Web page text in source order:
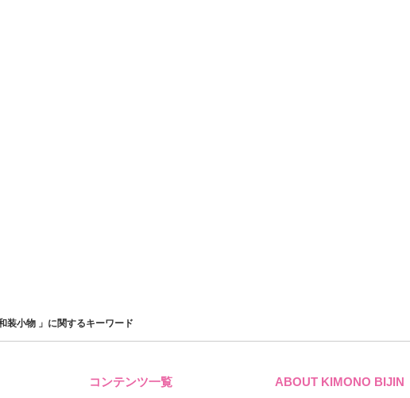
和装小物 」に関するキーワード
コンテンツ一覧 ABOUT KIMONO BIJIN